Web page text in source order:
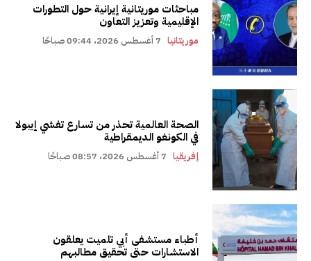
مباحثات موريتانية إيرانية حول التطورات
الإقليمية وتعزيز التعاون
موريتانيا 7 أغسطس 2026، 09:44 صباحًا
الصحة العالمية تحذر من تسارع تفشي إيبولا
في الكونغو الديمقراطية
إفريقيا 7 أغسطس 2026، 08:57 صباحًا
أطباء مستشفى أبي تلميت يعلقون
الاستشارات حتى تحقيق مطالبهم